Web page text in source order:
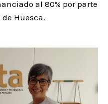
al 80% por parte
Huesca.